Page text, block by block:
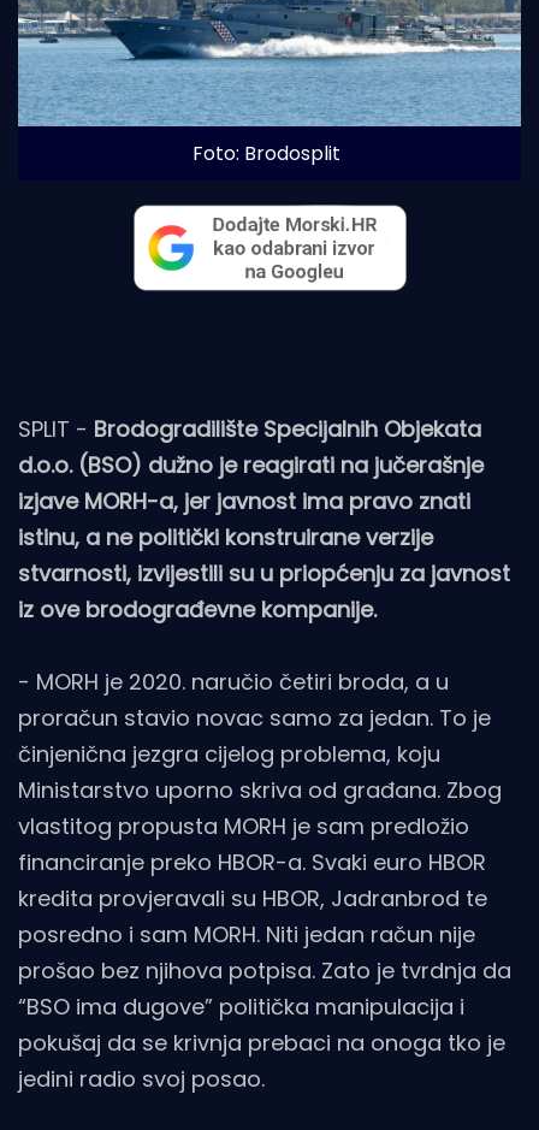
Foto: Brodosplit
SPLIT - Brodogradilište Specijalnih Objekata
d.o.o. (BSO) dužno je reagirati na jučerašnje
izjave MORH-a, jer javnost ima pravo znati
istinu, a ne politički konstruirane verzije
stvarnosti, izvijestili su u priopćenju za javnost
iz ove brodograđevne kompanije.
- MORH je 2020. naručio četiri broda, a u
proračun stavio novac samo za jedan. To je
činjenična jezgra cijelog problema, koju
Ministarstvo uporno skriva od građana. Zbog
vlastitog propusta MORH je sam predložio
financiranje preko HBOR-a. Svaki euro HBOR
kredita provjeravali su HBOR, Jadranbrod te
posredno i sam MORH. Niti jedan račun nije
prošao bez njihova potpisa. Zato je tvrdnja da
“BSO ima dugove” politička manipulacija i
pokušaj da se krivnja prebaci na onoga tko je
jedini radio svoj posao.